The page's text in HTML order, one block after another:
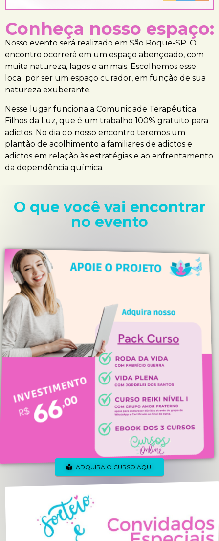
Conheça nosso espaço:
Nosso evento será realizado em São Roque-SP. O
encontro ocorrerá em um espaço abençoado, com
muita natureza, lagos e animais. Escolhemos esse
local por ser um espaço curador, em função de sua
natureza exuberante.
Nesse lugar funciona a Comunidade Terapêutica
Filhos da Luz, que é um trabalho 100% gratuito para
adictos. No dia do nosso encontro teremos um
plantão de acolhimento a familiares de adictos e
adictos em relação às estratégias e ao enfrentamento
da dependência química.
O que você vai encontrar
no evento
ADQUIRA O CURSO AQUI